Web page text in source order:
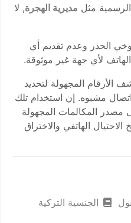
مثل مديرية الهجرة, لا
الحذر وعدم تقديم أي
لأي جهة غير موثوقة.
الأرقام المجهولة لتحديد
مشبوه. إن استخدام تلك
مصدر المكالمات المجهولة
الهاتفي والاختراق
الجنسية التركية